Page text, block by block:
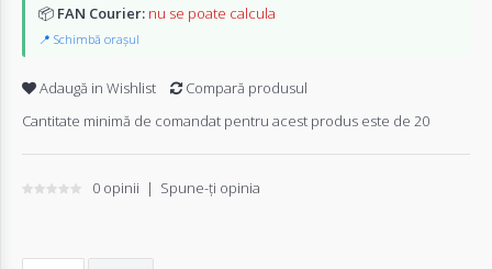
📦 FAN Courier: nu se poate calcula
📍 Schimbă orașul
Adaugă in Wishlist
Compară produsul
Cantitate minimă de comandat pentru acest produs este de 20
0 opinii | Spune-ţi opinia